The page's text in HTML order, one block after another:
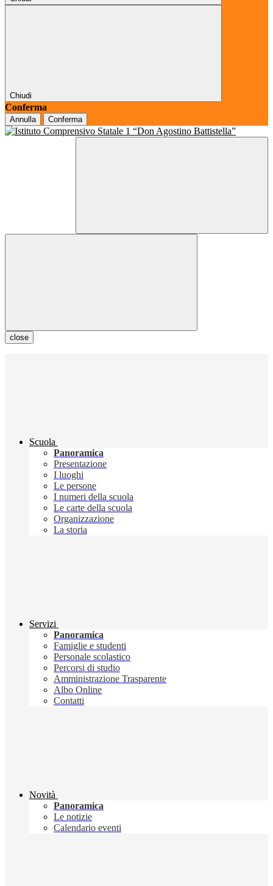
Chiudi
Conferma
Annulla Conferma
close
Scuola
Panoramica
Presentazione
I luoghi
Le persone
I numeri della scuola
Le carte della scuola
Organizzazione
La storia
Servizi
Panoramica
Famiglie e studenti
Personale scolastico
Percorsi di studio
Amministrazione Trasparente
Albo Online
Contatti
Novità
Panoramica
Le notizie
Calendario eventi